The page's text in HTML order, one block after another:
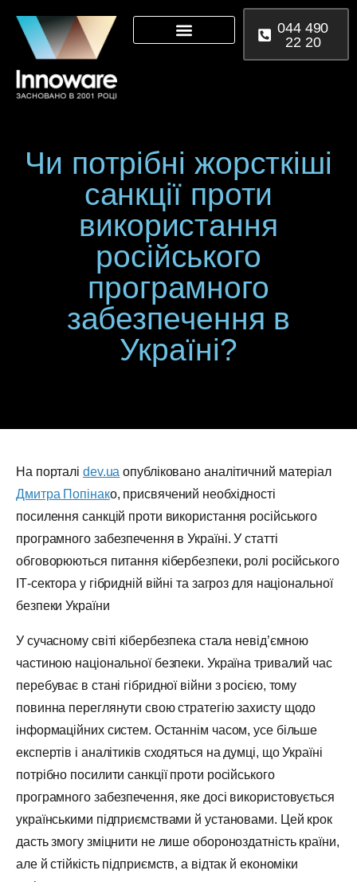
044 490
22 20
Чи потрібні жорсткіші
санкції проти
використання
російського
програмного
забезпечення в
Україні?
На порталі dev.ua опубліковано аналітичний матеріал
Дмитра Попінако, присвячений необхідності
посилення санкцій проти використання російського
програмного забезпечення в Україні. У статті
обговорюються питання кібербезпеки, ролі російського
ІТ-сектора у гібридній війні та загроз для національної
безпеки України
У сучасному світі кібербезпека стала невід’ємною
частиною національної безпеки. Україна тривалий час
перебуває в стані гібридної війни з росією, тому
повинна переглянути свою стратегію захисту щодо
інформаційних систем. Останнім часом, усе більше
експертів і аналітиків сходяться на думці, що Україні
потрібно посилити санкції проти російського
програмного забезпечення, яке досі використовується
українськими підприємствами й установами. Цей крок
дасть змогу зміцнити не лише обороноздатність країни,
але й стійкість підприємств, а відтак й економіки